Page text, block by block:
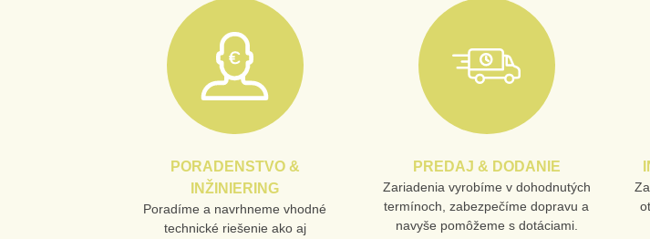
PORADENSTVO &
INŽINIERING
Poradíme a navrhneme vhodné
technické riešenie ako aj
PREDAJ & DODANIE
Zariadenia vyrobíme v dohodnutých
termínoch, zabezpečíme dopravu a
navyše pomôžeme s dotáciami.